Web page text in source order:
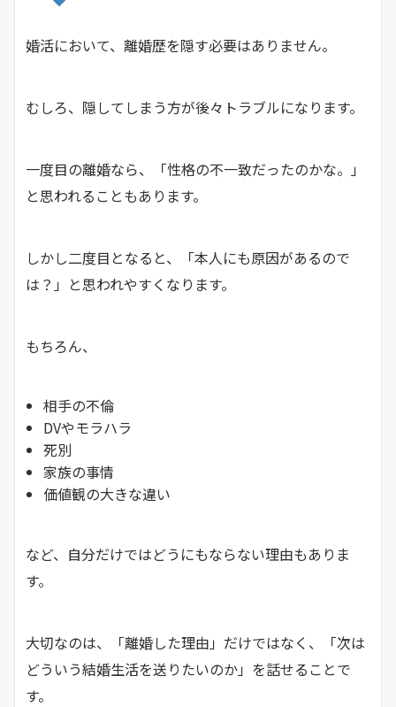
婚活において、離婚歴を隠す必要はありません。
むしろ、隠してしまう方が後々トラブルになります。
一度目の離婚なら、「性格の不一致だったのかな。」
と思われることもあります。
しかし二度目となると、「本人にも原因があるので
は？」と思われやすくなります。
もちろん、
相手の不倫
DVやモラハラ
死別
家族の事情
価値観の大きな違い
など、自分だけではどうにもならない理由もありま
す。
大切なのは、「離婚した理由」だけではなく、「次は
どういう結婚生活を送りたいのか」を話せることで
す。